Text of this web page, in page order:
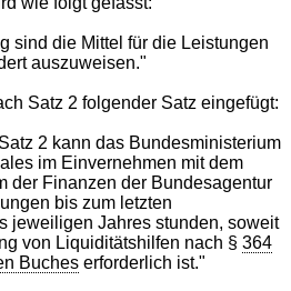
sind die Mittel für die Leistungen
auszuweisen."
Satz 2 folgender Satz eingefügt:
2 kann das Bundesministerium
im Einvernehmen mit dem
der Finanzen der Bundesagentur
bis zum letzten
jeweiligen Jahres stunden, soweit
von Liquiditätshilfen nach § 364
Bucheserforderlich ist."